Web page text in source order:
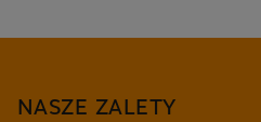
NASZE ZALETY